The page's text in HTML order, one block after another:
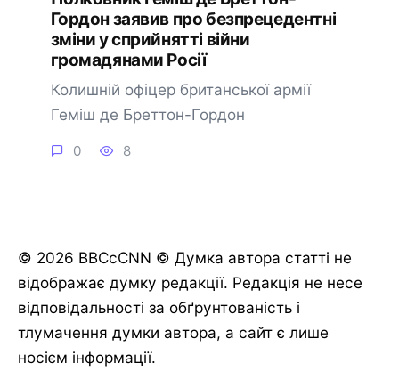
Гордон заявив про безпрецедентні
зміни у сприйнятті війни
громадянами Росії
Колишній офіцер британської армії
Геміш де Бреттон-Гордон
0 8
© 2026 BBCcCNN © Думка автора статті не
відображає думку редакції. Редакція не несе
відповідальності за обґрунтованість і
тлумачення думки автора, а сайт є лише
носієм інформації.